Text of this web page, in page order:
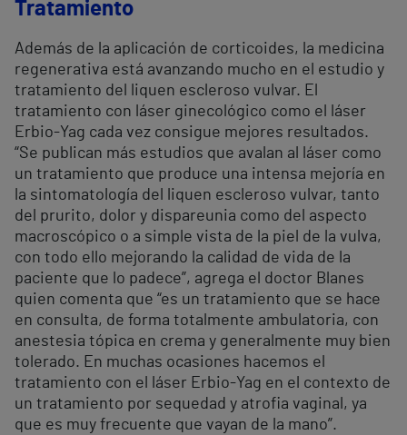
Tratamiento
Además de la aplicación de corticoides, la medicina
regenerativa está avanzando mucho en el estudio y
tratamiento del liquen escleroso vulvar. El
tratamiento con láser ginecológico como el láser
Erbio-Yag cada vez consigue mejores resultados.
“Se publican más estudios que avalan al láser como
un tratamiento que produce una intensa mejoría en
la sintomatología del liquen escleroso vulvar, tanto
del prurito, dolor y dispareunia como del aspecto
macroscópico o a simple vista de la piel de la vulva,
con todo ello mejorando la calidad de vida de la
paciente que lo padece”, agrega el doctor Blanes
quien comenta que “es un tratamiento que se hace
en consulta, de forma totalmente ambulatoria, con
anestesia tópica en crema y generalmente muy bien
tolerado. En muchas ocasiones hacemos el
tratamiento con el láser Erbio-Yag en el contexto de
un tratamiento por sequedad y atrofia vaginal, ya
que es muy frecuente que vayan de la mano”.